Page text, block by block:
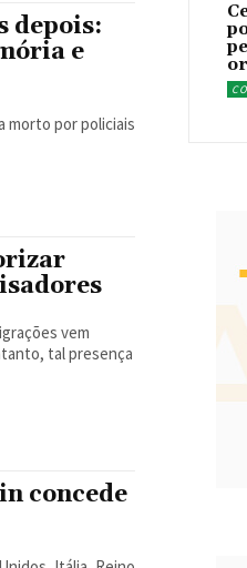
depois:
e
morto por policiais
tal presença
concede